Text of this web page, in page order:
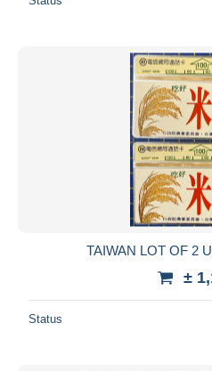
TAIWAN LOT OF 2
±
Status